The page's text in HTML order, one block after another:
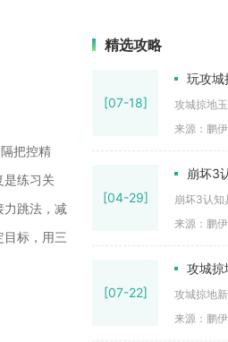
把控精
是练习关
力跳法，减
目标，用三
精选攻略
[07-18]
玩攻城
攻城掠地
来源：鹏
[04-29]
崩坏3
崩坏3认知
来源：鹏
[07-22]
攻城掠
攻城掠地
来源：鹏